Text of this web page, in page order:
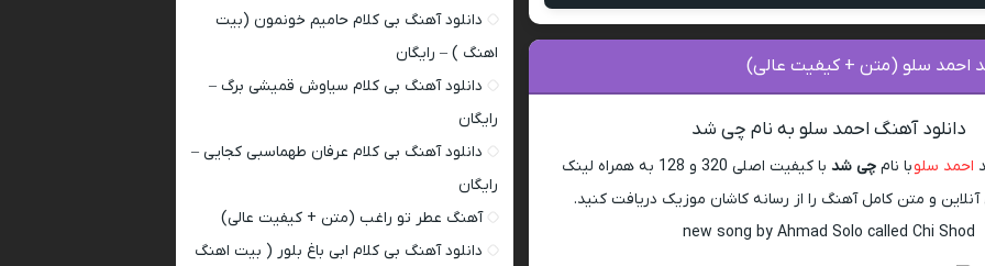
سلو (متن + کیفیت عالی)
دانلود آهنگ احمد سلو به نام چی شد
احمد سلوبا نام چی شد
با کیفیت اصلی 320 و 128 به همراه لینک
و متن کامل آهنگ را از رسانه کاشان موزیک دریافت کنید.
new song by Ahmad Solo called Chi Shod
دانلود آهنگ بی کلام حامیم خونمون (بیت
اهنگ ) – رایگان
دانلود آهنگ بی کلام سیاوش قمیشی برگ –
رایگان
دانلود آهنگ بی کلام عرفان طهماسبی کجایی –
رایگان
آهنگ عطر تو راغب (متن + کیفیت عالی)
دانلود آهنگ بی کلام ابی باغ بلور ( بیت اهنگ